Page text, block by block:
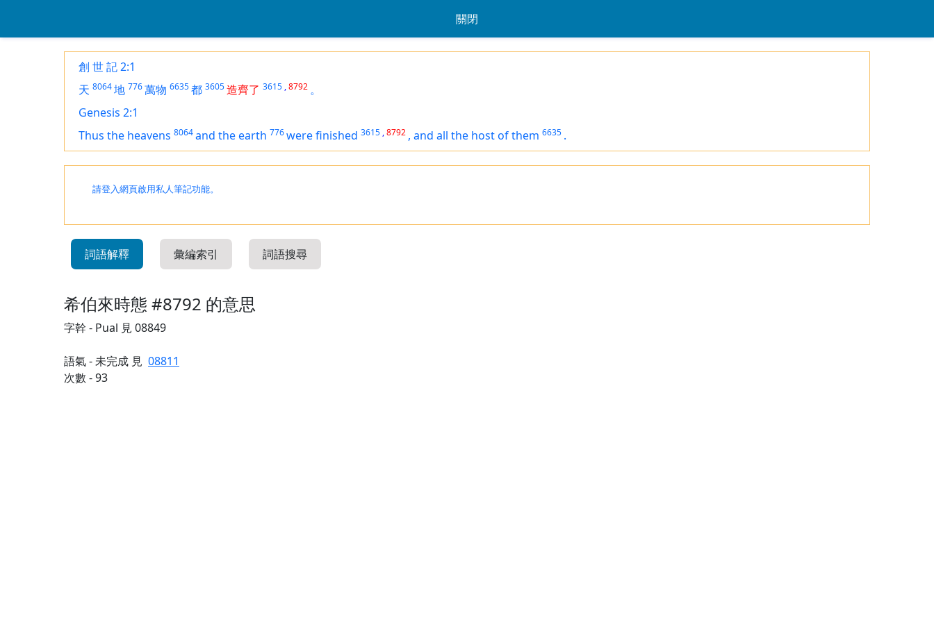
關閉
創 世 記 2:1
天 8064地 776萬物 6635都 3605造齊了 3615 ,8792 。
Genesis 2:1
Thus the heavens 8064and the earth 776were finished 3615 ,8792 , and all the host of them 6635 .
請登入網頁啟用私人筆記功能。
詞語解釋 彙編索引 詞語搜尋
希伯來時態 #8792 的意思
字幹 - Pual 見 08849
語氣 - 未完成 見 08811
次數 - 93